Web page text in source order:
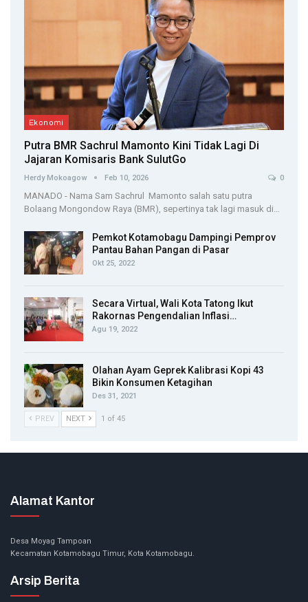
Ekonomi
Putra BMR Sachrul Mamonto Kini Tidak Lagi Di
Jajaran Komisaris Bank SulutGo
Herdy Mokoagow Feb 10, 2026 0
MANADO - Nama Sam Sachrul Mamonto salah satu putra
Bolaang Mongondow Raya (BMR), sepertinya tak lagi masuk di…
Pemkot Kotamobagu Dampingi Pemprov
Pantau Bahan Pangan di Pasar
Okt 25, 2022
Secara Virtual, Wali Kota Tatong Ikut
Rakornas Pengendalian Inflasi…
Agu 19, 2022
Olahan Ayam Geprek Kalibrasi Kopi 43
Bikin Konsumen Ketagihan
Des 31, 2021
PREV NEXT 1 of 45
Alamat Kantor
Desa Moyag Tampoan
Kecamatan Kotamobagu Timur, Kota Kotamobagu.
Arsip Berita